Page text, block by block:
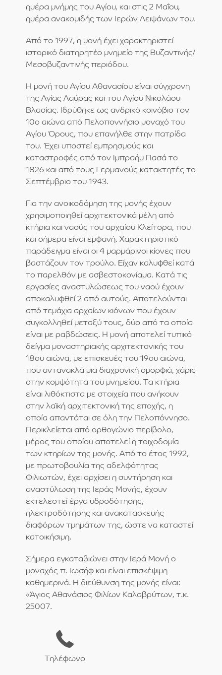
ημέρα μνήμης του Αγίου, και στις 2 Μαΐου,
ημέρα ανακομιδής των Ιερών Λειψάνων του.
Από το 1997, η μονή έχει χαρακτηριστεί
ιστορικό διατηρητέο μνημείο της Βυζαντινής/
Μεσοβυζαντινής περιόδου.
Η μονή του Αγίου Αθανασίου είναι σύγχρονη
της Αγίας Λαύρας και του Αγίου Νικολάου
Βλασίας. Ιδρύθηκε ως ανδρικό κοινόβιο τον
10ο αιώνα από Πελοποννήσιο μοναχό του
Αγίου Όρους, που επανήλθε στην πατρίδα
του. Έχει υποστεί εμπρησμούς και
καταστροφές από τον Ιμπραήμ Πασά το
1826 και από τους Γερμανούς κατακτητές το
Σεπτέμβριο του 1943.
Για την ανοικοδόμηση της μονής έχουν
χρησιμοποιηθεί αρχιτεκτονικά μέλη από
κτήρια και ναούς του αρχαίου Κλείτορα, που
και σήμερα είναι εμφανή. Χαρακτηριστικό
παράδειγμα είναι οι 4 μαρμάρινοι κίονες που
βαστάζουν τον τρούλο. Είχαν καλυφθεί κατά
το παρελθόν με ασβεστοκονίαμα. Κατά τις
εργασίες αναστυλώσεως του ναού έχουν
αποκαλυφθεί 2 από αυτούς. Αποτελούνται
από τεμάχια αρχαίων κιόνων που έχουν
συγκολληθεί μεταξύ τους, δύο από τα οποία
είναι με ραβδώσεις. Η μονή αποτελεί τυπικό
δείγμα μοναστηριακής αρχιτεκτονικής του
18ου αιώνα, με επισκευές του 19ου αιώνα,
που αντανακλά μια διαχρονική ομορφιά, χάρις
στην κομψότητα του μνημείου. Τα κτήρια
είναι λιθόκτιστα με στοιχεία που ανήκουν
στην λαϊκή αρχιτεκτονική της εποχής, η
οποία απαντάται σε όλη την Πελοπόννησο.
Περικλείεται από ορθογώνιο περίβολο,
μέρος του οποίου αποτελεί η τοιχοδομία
των κτηρίων της μονής. Από το έτος 1992,
με πρωτοβουλία της αδελφότητας
Φιλιωτών, έχει αρχίσει η συντήρηση και
αναστύλωση της Ιεράς Μονής, έχουν
εκτελεστεί έργα υδροδότησης,
ηλεκτροδότησης και ανακατασκευής
διαφόρων τμημάτων της, ώστε να καταστεί
κατοικήσιμη.
Σήμερα εγκαταβιώνει στην Ιερά Μονή ο
μοναχός π. Ιωσήφ και είναι επισκέψιμη
καθημερινά. Η διεύθυνση της μονής είναι:
«Άγιος Αθανάσιος Φιλίων Καλαβρύτων, τ.κ.
25007.
Τηλέφωνο